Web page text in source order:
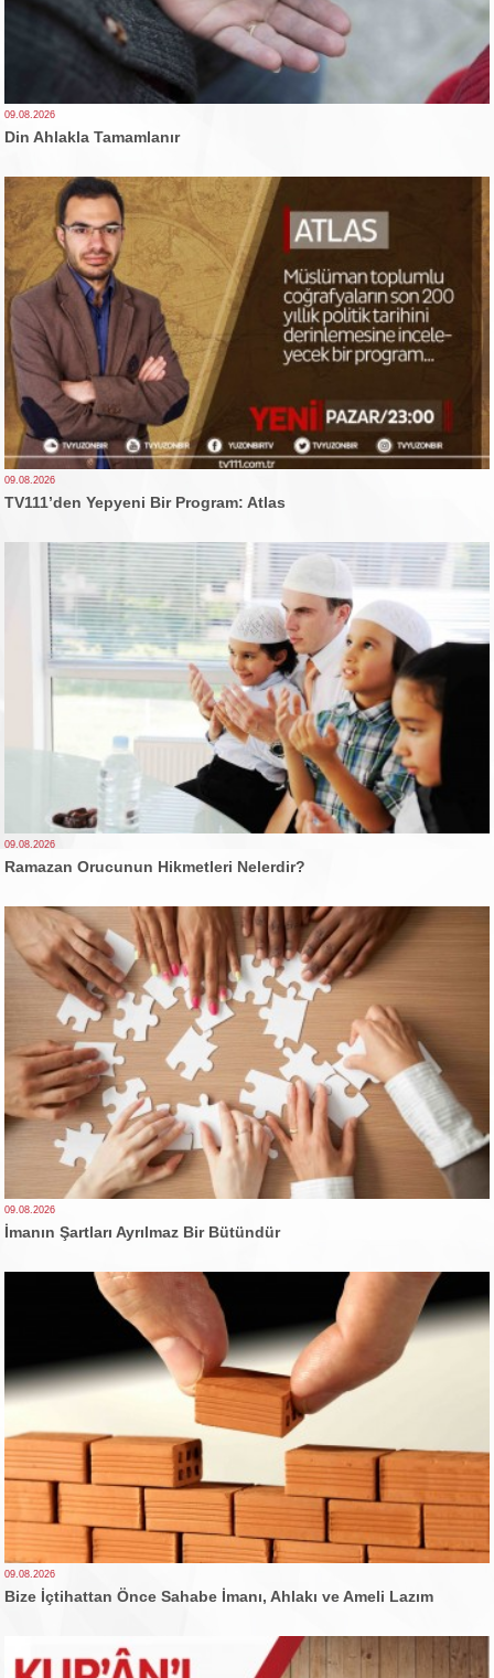
09.08.2026
Din Ahlakla Tamamlanır
09.08.2026
TV111’den Yepyeni Bir Program: Atlas
09.08.2026
Ramazan Orucunun Hikmetleri Nelerdir?
09.08.2026
İmanın Şartları Ayrılmaz Bir Bütündür
09.08.2026
Bize İçtihattan Önce Sahabe İmanı, Ahlakı ve Ameli Lazım